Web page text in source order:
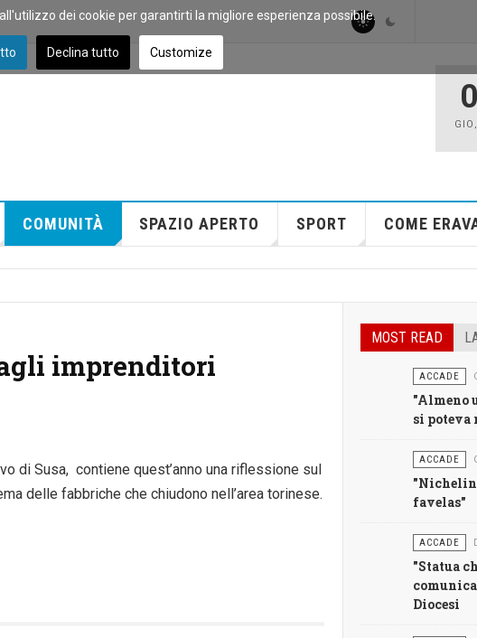
GIO ,
COMUNITÀ SPAZIO APERTO SPORT COME
imprenditori
di Susa, contiene quest’anno una riflessione sul
delle fabbriche che chiudono nell’area torinese.
MOST READ
ACCADE
"Almeno
si poteva
ACCADE
favelas"
ACCADE
"Statua
Diocesi
dei cookie per garantirti la migliore esperienza possibile.
Declina tutto Customize